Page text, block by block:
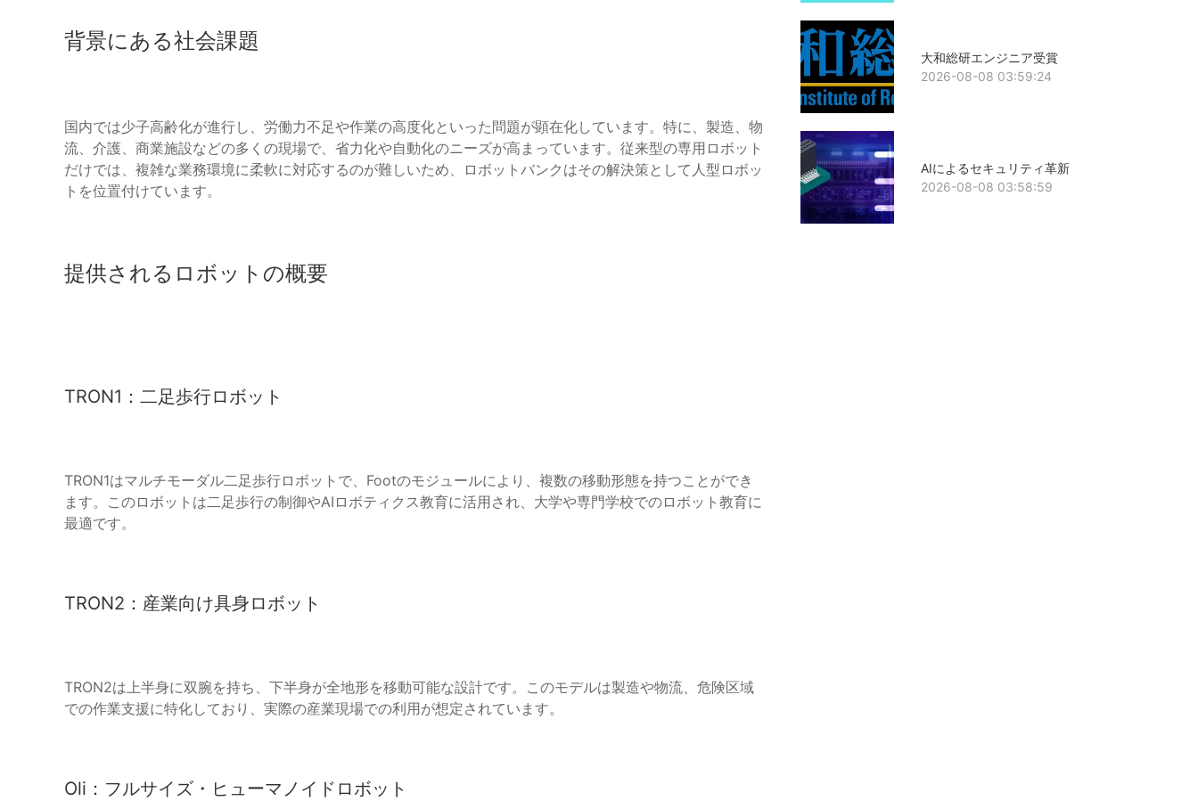
背景にある社会課題
国内では少子高齢化が進行し、労働力不足や作業の高度化といった問題が顕在化しています。特に、製造、物
流、介護、商業施設などの多くの現場で、省力化や自動化のニーズが高まっています。従来型の専用ロボット
だけでは、複雑な業務環境に柔軟に対応するのが難しいため、ロボットバンクはその解決策として人型ロボッ
トを位置付けています。
提供されるロボットの概要
TRON1：二足歩行ロボット
TRON1はマルチモーダル二足歩行ロボットで、Footのモジュールにより、複数の移動形態を持つことができ
ます。このロボットは二足歩行の制御やAIロボティクス教育に活用され、大学や専門学校でのロボット教育に
最適です。
TRON2：産業向け具身ロボット
TRON2は上半身に双腕を持ち、下半身が全地形を移動可能な設計です。このモデルは製造や物流、危険区域
での作業支援に特化しており、実際の産業現場での利用が想定されています。
Oli：フルサイズ・ヒューマノイドロボット
大和総研エンジニア受賞
2026-08-08 03:59:24
AIによるセキュリティ革新
2026-08-08 03:58:59